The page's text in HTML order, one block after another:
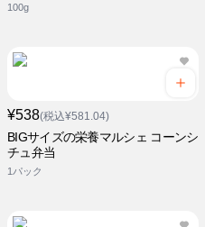
100g
¥538(税込¥581.04)
BIGサイズの栄養マルシェ コーンシ
チュ弁当
1パック